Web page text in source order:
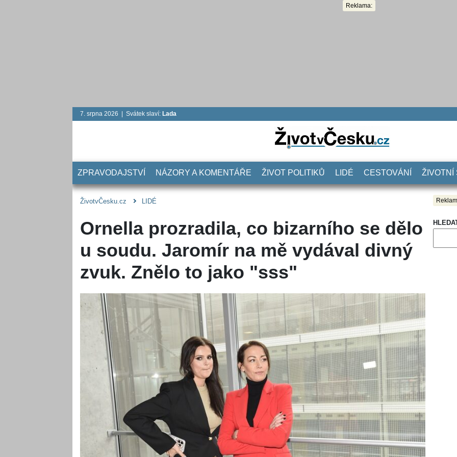
Reklama:
7. srpna 2026 | Svátek slaví: Lada
ZPRAVODAJSTVÍ NÁZORY A KOMENTÁŘE ŽIVOT POLITIKŮ LIDÉ CESTOVÁNÍ ŽIVOTNÍ
ŽivotvČesku.cz LIDÉ
Ornella prozradila, co bizarního se dělo
u soudu. Jaromír na mě vydával divný
zvuk. Znělo to jako "sss"